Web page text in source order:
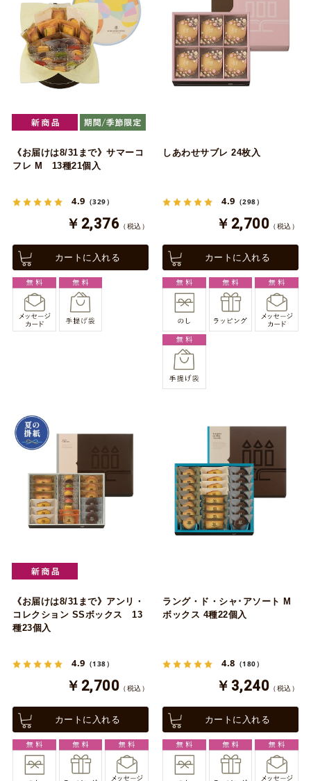
《お届けは8/31まで》サマーコ
フレ M 13種21個入
4.9 （329）
￥2,376 （税込）
カートに入れる
しあわせサブレ 24枚入
4.9 （298）
￥2,700 （税込）
カートに入れる
《お届けは8/31まで》アンリ・
コレクション SSボックス 13
種23個入
4.9 （138）
￥2,700 （税込）
カートに入れる
ラング・ド・シャ･アソート M
ボックス 4種22個入
4.8 （180）
￥3,240 （税込）
カートに入れる